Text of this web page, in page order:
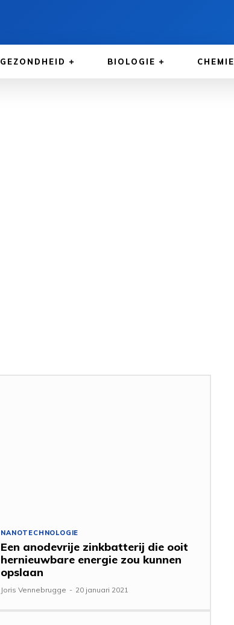
GEZONDHEID BIOLOGIE CHEMIE
NANOTECHNOLOGIE
Een anodevrije zinkbatterij die ooit
hernieuwbare energie zou kunnen
opslaan
Joris Vennebrugge - 20 januari 2021